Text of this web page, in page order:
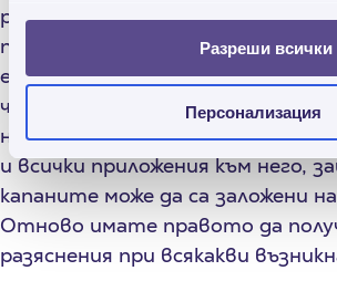
Разреши всички
Персонализация
редовете са избледнели на вид
при принтирането. Поискайте
екземпляр. Разбира се, това не
четете предоставените ви
няма дребен шрифт.
и всички приложения към него,
капаните може да са заложени
Отново имате правото да
разяснения при всякакви